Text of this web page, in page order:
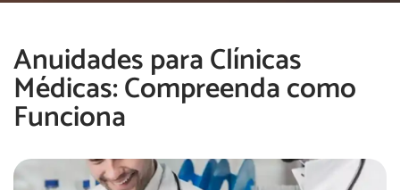
Anuidades para Clínicas
Médicas: Compreenda como
Funciona